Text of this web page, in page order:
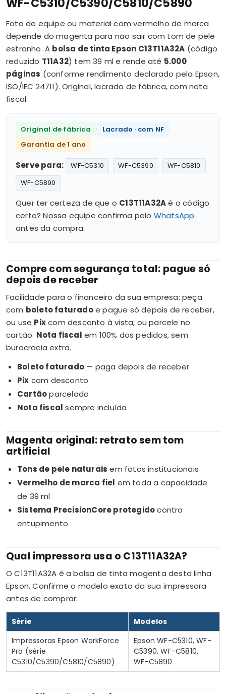
Foto de equipe ou material com vermelho de marca
depende do magenta para não sair com tom de pele
estranho. A bolsa de tinta Epson C13T11A32A (código
reduzido T11A32) tem 39 ml e rende até 5.000
páginas (conforme rendimento declarado pela Epson,
ISO/IEC 24711). Original, lacrado de fábrica, com nota
fiscal.
Original de fábrica · Lacrado · com NF ·
Garantia de 1 ano
Serve para: WF-C5310 WF-C5390
WF-C5810
WF-C5890
Quer ter certeza de que o C13T11A32Aé o código
certo? Nossa equipe confirma pelo WhatsApp
antes da compra.
Compre com segurança total: pague só
depois de receber
Facilidade para o financeiro da sua empresa: peça
com boleto faturadoe pague só depois de receber,
ou use Pixcom desconto à vista, ou parcele no
cartão. Nota fiscal em 100% dos pedidos, sem
burocracia extra.
Boleto faturado — paga depois de receber
Pix com desconto
Cartãoparcelado
Nota fiscal sempre incluída
Magenta original: retrato sem tom
artificial
Tons de pele naturais em fotos institucionais
Vermelho de marca fiel em toda a capacidade
de 39 ml
Sistema PrecisionCore protegidocontra
entupimento
Qual impressora usa o C13T11A32A?
O C13T11A32A é a bolsa de tinta magenta desta linha
Epson. Confirme o modelo exato da sua impressora
antes de comprar:
Série
Modelos
Impressoras Epson WorkForce
Pro (série
C5310/C5390/C5810/C5890)
Epson WF-C5310, WF-
C5390, WF-C5810,
WF-C5890